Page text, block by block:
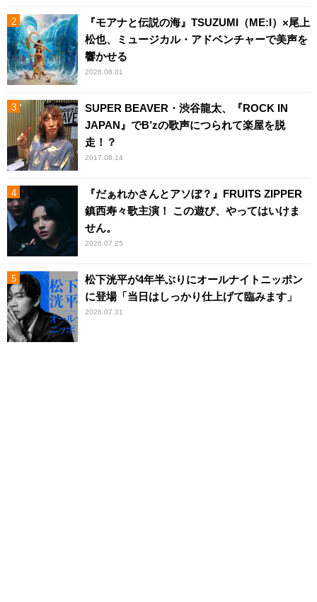
『モアナと伝説の海』TSUZUMI（ME:I）×尾上
松也、ミュージカル・アドベンチャーで美声を
響かせる
2026.08.01
SUPER BEAVER・渋谷龍太、『ROCK IN
JAPAN』でB’zの歌声につられて楽屋を脱
走！？
2017.08.14
『だぁれかさんとアソぼ？』FRUITS ZIPPER
鎮西寿々歌主演！ この遊び、やってはいけま
せん。
2026.07.25
松下洸平が4年半ぶりにオールナイトニッポン
に登場「当日はしっかり仕上げて臨みます」
2026.07.31